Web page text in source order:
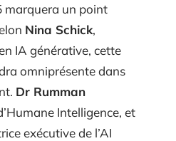
marquera un point
Nina Schick,
IA générative, cette
omniprésente dans
Dr Rumman
Intelligence, et
exécutive de l’AI